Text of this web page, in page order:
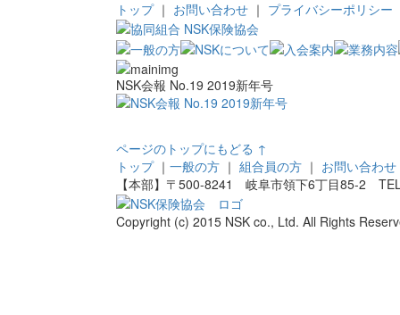
トップ｜ お問い合わせ ｜ プライバシーポリシー
NSK会報 No.19 2019新年号
ページのトップにもどる ↑
トップ｜ 一般の方 ｜ 組合員の方 ｜ お問い合わせ
【本部】〒500-8241 岐阜市領下6丁目85-2
Copyright (c) 2015 NSK co., Ltd. All Rights